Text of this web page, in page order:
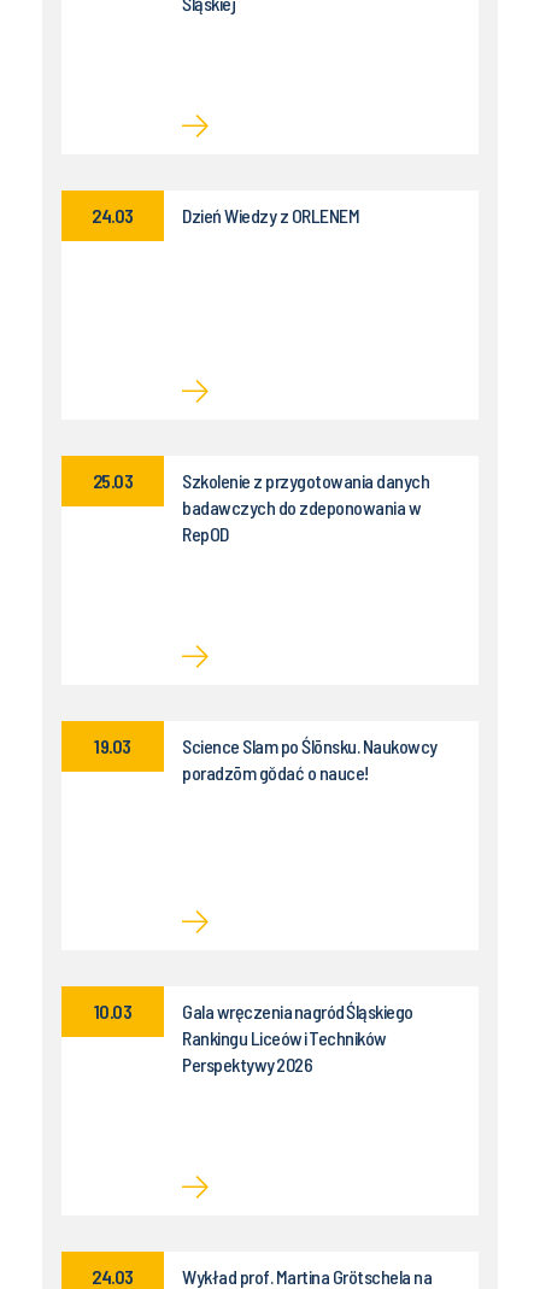
Dzień Wiedzy z ORLENEM
24.03
Szkolenie z przygotowania danych
badawczych do zdeponowania w
RepOD
25.03
Science Slam po Ślōnsku. Naukowcy
poradzōm gŏdać o nauce!
19.03
Gala wręczenia nagród Śląskiego
Rankingu Liceów i Techników
Perspektywy 2026
10.03
Wykład prof. Martina Grötschela na
24.03